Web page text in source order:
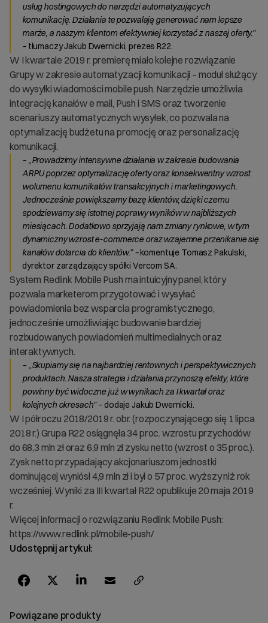
Udostępnij artykuł:
Powiązane produkty
usług hostingowych do narzędzi automatyzujących
komunikację. Działania te pozwalają generować nam lepsze
marże, a naszym klientom efektywniej korzystać z naszej oferty.”
–tłumaczy Jakub Dwernicki, prezes R22.
W I kwartale 2019 r. premierę miało kolejne rozwiązanie
Grupy w zakresie automatyzacji komunikacji – moduł służący
do wysyłki wiadomości mobile push. Narzędzie umożliwia
integrację kanałów e mail, Push i SMS oraz tworzenie
scenariuszy automatycznych wysyłek, co pozwala na
optymalizację budżetu na promocję oraz personalizację
komunikacji.
– „Prowadzimy intensywne działania w zakresie budowania
ARPU poprzez optymalizację oferty oraz konsekwentny wzrost
wolumenu komunikatów transakcyjnych i marketingowych.
Jednocześnie powiększamy bazę klientów, dzięki czemu
spodziewamy się istotnej poprawy wyników w najbliższych
miesiącach. Dodatkowo sprzyjają nam zmiany rynkowe, w tym
dynamiczny wzrost e-commerce oraz wzajemne przenikanie się
kanałów dotarcia do klientów.” –komentuje Tomasz Pakulski,
dyrektor zarządzający spółki Vercom SA.
System Redlink Mobile Push ma intuicyjny panel, który
pozwala marketerom przygotować i wysyłać
powiadomienia bez wsparcia programistycznego,
jednocześnie umożliwiając budowanie bardziej
rozbudowanych powiadomień multimedialnych oraz
interaktywnych.
– „Skupiamy się na najbardziej rentownych i perspektywicznych
produktach. Nasza strategia i działania przynoszą efekty, które
powinny być widoczne już w wynikach za I kwartał oraz
kolejnych okresach”– dodaje Jakub Dwernicki.
W I półroczu 2018/2019 r. obr. (rozpoczynającego się 1 lipca
2018 r.) Grupa R22 osiągnęła 34 proc. wzrostu przychodów
do 68,3 mln zł oraz 6,9 mln zł zysku netto (wzrost o 35 proc.).
Zysk netto przypadający akcjonariuszom jednostki
dominującej wyniósł 4,9 mln zł i był o 57 proc. wyższy niż rok
wcześniej. Wyniki za III kwartał R22 opublikuje 20 maja 2019
r.
Więcej informacji o rozwiązaniu Redlink Mobile Push:
https://www.redlink.pl/mobile-push/